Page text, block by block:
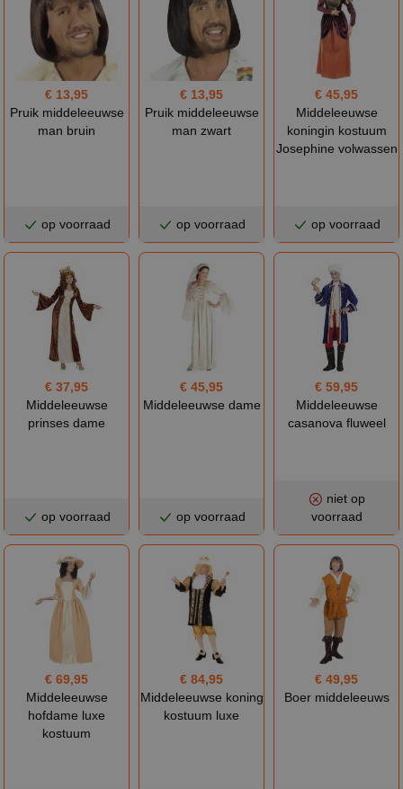
€ 13,95
Pruik middeleeuwse
man bruin
op voorraad
€ 13,95
Pruik middeleeuwse
man zwart
op voorraad
€ 45,95
Middeleeuwse
koningin kostuum
Josephine volwassen
op voorraad
€ 37,95
Middeleeuwse
prinses dame
op voorraad
€ 45,95
Middeleeuwse dame
op voorraad
€ 59,95
Middeleeuwse
casanova fluweel
niet op
voorraad
€ 69,95
Middeleeuwse
hofdame luxe
kostuum
€ 84,95
Middeleeuwse koning
kostuum luxe
€ 49,95
Boer middeleeuws